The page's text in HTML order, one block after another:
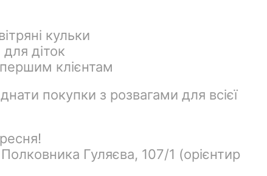
кульки
діток
клієнтам
покупки з розвагами для всієї
Гуляєва, 107/1 (орієнтир